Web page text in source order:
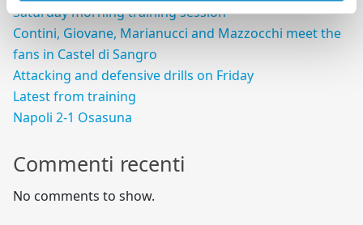
Saturday morning training session
Contini, Giovane, Marianucci and Mazzocchi meet the
fans in Castel di Sangro
Attacking and defensive drills on Friday
Latest from training
Napoli 2-1 Osasuna
Commenti recenti
No comments to show.